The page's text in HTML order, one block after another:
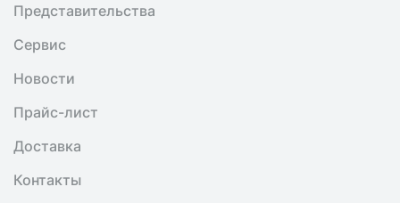
Представительства
Сервис
Новости
Прайс-лист
Доставка
Контакты